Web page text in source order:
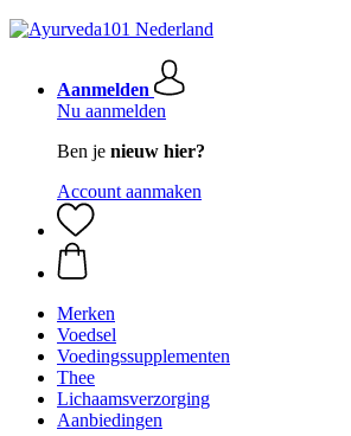
Aanmelden
Nu aanmelden
Ben je nieuw hier?
Account aanmaken
Merken
Voedsel
Voedingssupplementen
Thee
Lichaamsverzorging
Aanbiedingen